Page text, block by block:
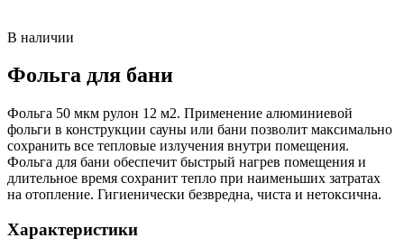
В наличии
Фольга для бани
Фольга 50 мкм рулон 12 м2. Применение алюминиевой
фольги в конструкции сауны или бани позволит максимально
сохранить все тепловые излучения внутри помещения.
Фольга для бани обеспечит быстрый нагрев помещения и
длительное время сохранит тепло при наименьших затратах
на отопление. Гигиенически безвредна, чиста и нетоксична.
Характеристики